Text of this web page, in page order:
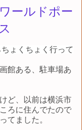
ールドポー
ょくちょく行って
館ある、駐車場あ
ど、以前は横浜市
ろに住んでたので
てました。